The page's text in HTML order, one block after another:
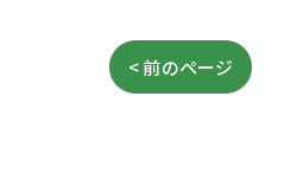
< 前のページ